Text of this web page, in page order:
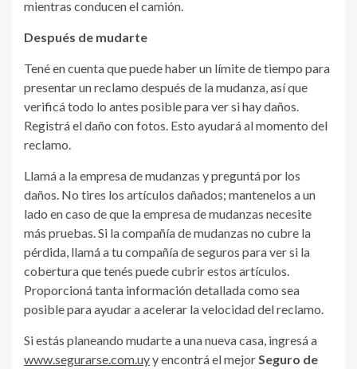
mientras conducen el camión.
Después de mudarte
Tené en cuenta que puede haber un límite de tiempo para
presentar un reclamo después de la mudanza, así que
verificá todo lo antes posible para ver si hay daños.
Registrá el daño con fotos. Esto ayudará al momento del
reclamo.
Llamá a la empresa de mudanzas y preguntá por los
daños. No tires los artículos dañados; mantenelos a un
lado en caso de que la empresa de mudanzas necesite
más pruebas. Si la compañía de mudanzas no cubre la
pérdida, llamá a tu compañía de seguros para ver si la
cobertura que tenés puede cubrir estos artículos.
Proporcioná tanta información detallada como sea
posible para ayudar a acelerar la velocidad del reclamo.
Si estás planeando mudarte a una nueva casa, ingresá a
www.segurarse.com.uyy encontrá el mejor Seguro de